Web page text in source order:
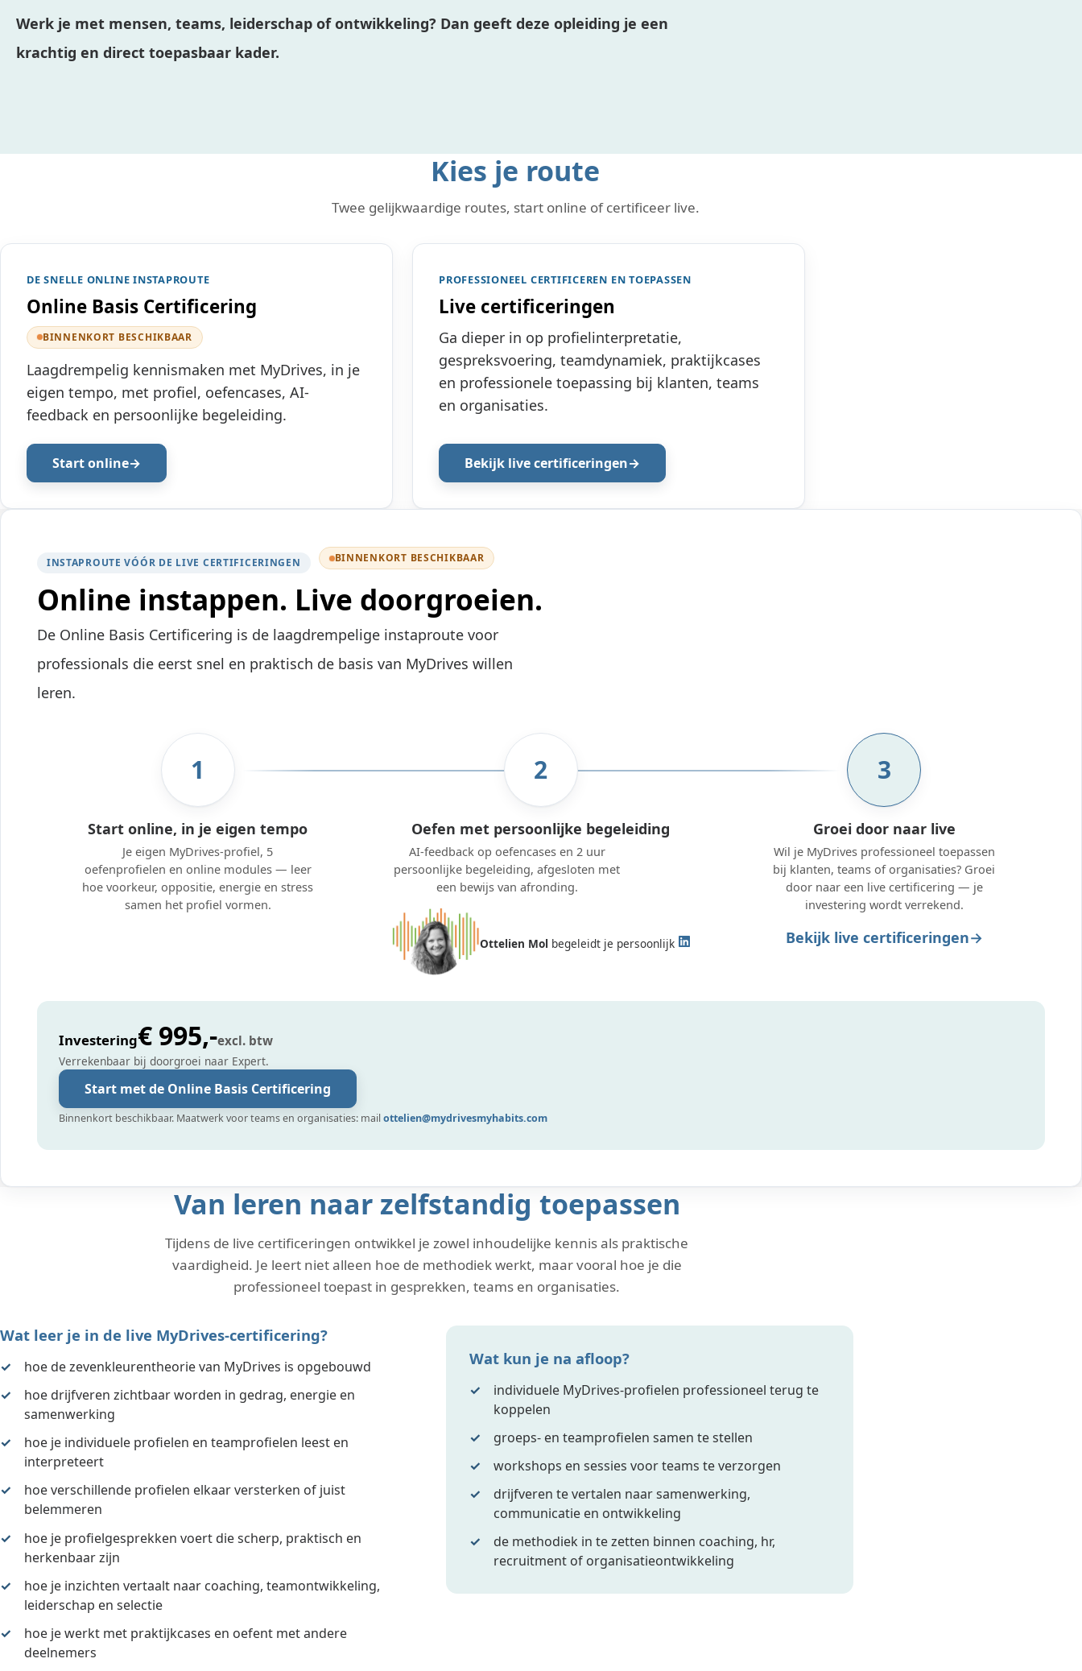
Werk je met mensen, teams, leiderschap of ontwikkeling? Dan geeft deze opleiding je een
krachtig en direct toepasbaar kader.
Kies je route
Twee gelijkwaardige routes, start online of certificeer live.
DE SNELLE ONLINE INSTAPROUTE
Online Basis Certificering
BINNENKORT BESCHIKBAAR
Laagdrempelig kennismaken met MyDrives, in je
eigen tempo, met profiel, oefencases, AI-
feedback en persoonlijke begeleiding.
Start online
PROFESSIONEEL CERTIFICEREN EN TOEPASSEN
Live certificeringen
Ga dieper in op profielinterpretatie,
gespreksvoering, teamdynamiek, praktijkcases
en professionele toepassing bij klanten, teams
en organisaties.
Bekijk live certificeringen
INSTAPROUTE VÓÓR DE LIVE CERTIFICERINGEN BINNENKORT BESCHIKBAAR
Online instappen. Live doorgroeien.
De Online Basis Certificering is de laagdrempelige instaproute voor
professionals die eerst snel en praktisch de basis van MyDrives willen
leren.
1
Start online, in je eigen tempo
Je eigen MyDrives-profiel, 5
oefenprofielen en online modules — leer
hoe voorkeur, oppositie, energie en stress
samen het profiel vormen.
2
Oefen met persoonlijke begeleiding
AI-feedback op oefencases en 2 uur
persoonlijke begeleiding, afgesloten met
een bewijs van afronding.
Ottelien Mol begeleidt je persoonlijk
3
Groei door naar live
Wil je MyDrives professioneel toepassen
bij klanten, teams of organisaties? Groei
door naar een live certificering — je
investering wordt verrekend.
Bekijk live certificeringen
Investering€ 995,-excl. btw
Verrekenbaar bij doorgroei naar Expert.
Start met de Online Basis Certificering
Binnenkort beschikbaar. Maatwerk voor teams en organisaties: mailottelien@mydrivesmyhabits.com
Van leren naar zelfstandig toepassen
Tijdens de live certificeringen ontwikkel je zowel inhoudelijke kennis als praktische
vaardigheid. Je leert niet alleen hoe de methodiek werkt, maar vooral hoe je die
professioneel toepast in gesprekken, teams en organisaties.
Wat leer je in de live MyDrives-certificering?
hoe de zevenkleurentheorie van MyDrives is opgebouwd
hoe drijfveren zichtbaar worden in gedrag, energie en
samenwerking
hoe je individuele profielen en teamprofielen leest en
interpreteert
hoe verschillende profielen elkaar versterken of juist
belemmeren
hoe je profielgesprekken voert die scherp, praktisch en
herkenbaar zijn
hoe je inzichten vertaalt naar coaching, teamontwikkeling,
leiderschap en selectie
hoe je werkt met praktijkcases en oefent met andere
deelnemers
Wat kun je na afloop?
individuele MyDrives-profielen professioneel terug te
koppelen
groeps- en teamprofielen samen te stellen
workshops en sessies voor teams te verzorgen
drijfveren te vertalen naar samenwerking,
communicatie en ontwikkeling
de methodiek in te zetten binnen coaching, hr,
recruitment of organisatieontwikkeling